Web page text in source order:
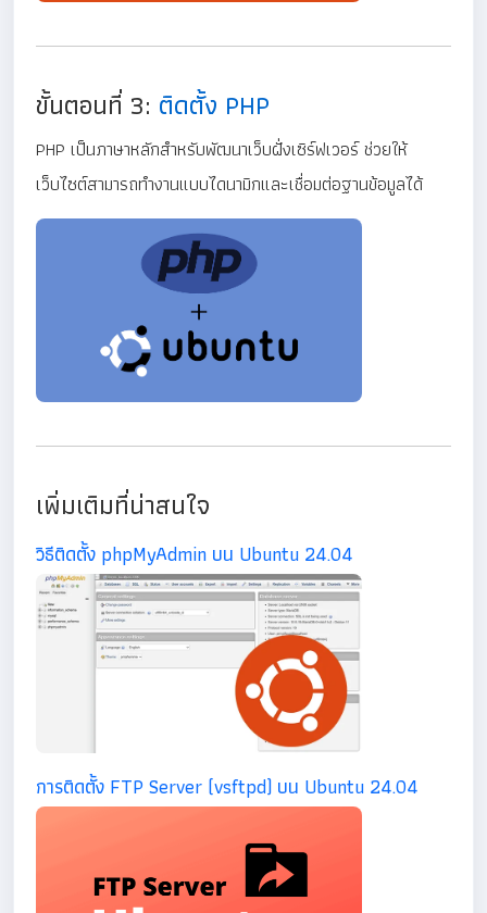
ขั้นตอนที่ 3: ติดตั้ง PHP
PHP เป็นภาษาหลักสำหรับพัฒนาเว็บฝั่งเซิร์ฟเวอร์ ช่วยให้
เว็บไซต์สามารถทำงานแบบไดนามิกและเชื่อมต่อฐานข้อมูลได้
เพิ่มเติมที่น่าสนใจ
วิธีติดตั้ง phpMyAdmin บน Ubuntu 24.04
การติดตั้ง FTP Server (vsftpd) บน Ubuntu 24.04